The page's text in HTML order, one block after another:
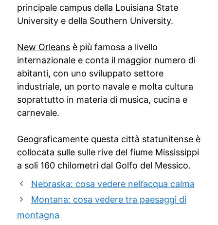
principale campus della Louisiana State
University e della Southern University.
New Orleans è più famosa a livello
internazionale e conta il maggior numero di
abitanti, con uno sviluppato settore
industriale, un porto navale e molta cultura
soprattutto in materia di musica, cucina e
carnevale.
Geograficamente questa città statunitense è
collocata sulle sulle rive del fiume Mississippi
a soli 160 chilometri dal Golfo del Messico.
Nebraska: cosa vedere nell’acqua calma
Montana: cosa vedere tra paesaggi di
montagna